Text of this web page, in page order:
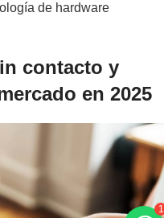
de hardware
contacto y
en 2025
1